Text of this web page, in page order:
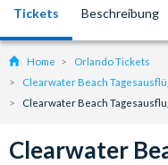
Tickets Beschreibung
Home
Orlando Tickets
Clearwater Beach
Clearwater Beach
Clearwater